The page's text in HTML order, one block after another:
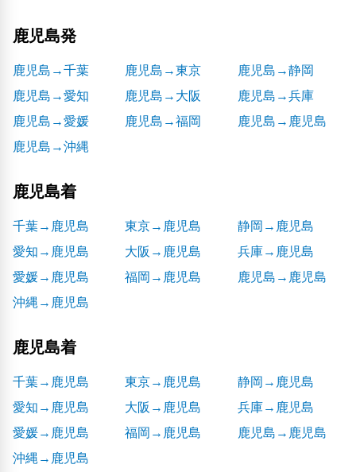
鹿児島発
鹿児島→千葉 鹿児島→東京
鹿児島→静岡
鹿児島→愛知
鹿児島→大阪
鹿児島→兵庫
鹿児島→愛媛
鹿児島→福岡
鹿児島→鹿児島
鹿児島→沖縄
鹿児島着
千葉→鹿児島 東京→鹿児島
静岡→鹿児島
愛知→鹿児島
大阪→鹿児島
兵庫→鹿児島
愛媛→鹿児島
福岡→鹿児島
鹿児島→鹿児島
沖縄→鹿児島
鹿児島着
千葉→鹿児島 東京→鹿児島
静岡→鹿児島
愛知→鹿児島
大阪→鹿児島
兵庫→鹿児島
愛媛→鹿児島
福岡→鹿児島
鹿児島→鹿児島
沖縄→鹿児島